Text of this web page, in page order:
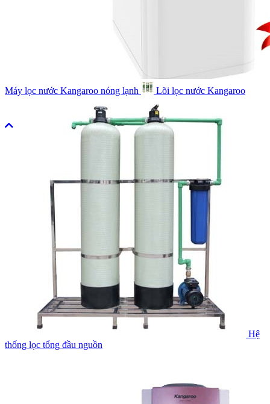
Máy lọc nước Kangaroo nóng lạnh Lõi lọc nước Kangaroo
Hệ
thống lọc tổng đầu nguồn